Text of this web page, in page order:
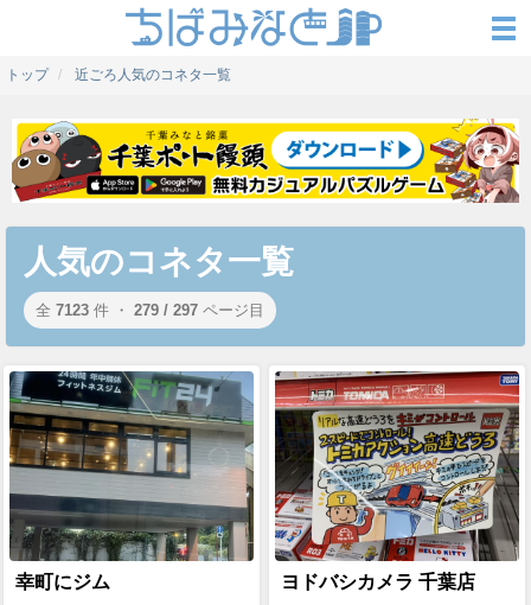
トップ 近ごろ人気のコネタ一覧
人気のコネタ一覧
全 7123 件 ・ 279 / 297 ページ目
幸町にジム ヨドバシカメラ 千葉店